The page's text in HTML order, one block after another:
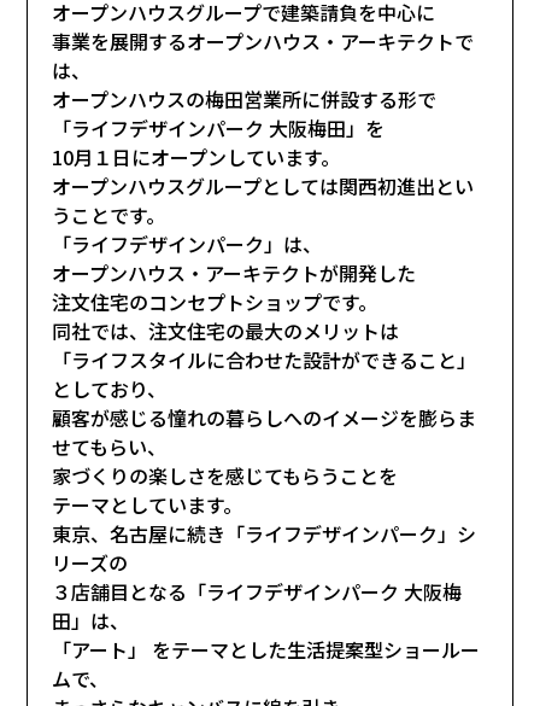
オープンハウスグループで建築請負を中心に
事業を展開するオープンハウス・アーキテクトで
は、
オープンハウスの梅田営業所に併設する形で
「ライフデザインパーク 大阪梅田」を
10月１日にオープンしています。
オープンハウスグループとしては関西初進出とい
うことです。
「ライフデザインパーク」は、
オープンハウス・アーキテクトが開発した
注文住宅のコンセプトショップです。
同社では、注文住宅の最大のメリットは
「ライフスタイルに合わせた設計ができること」
としており、
顧客が感じる憧れの暮らしへのイメージを膨らま
せてもらい、
家づくりの楽しさを感じてもらうことを
テーマとしています。
東京、名古屋に続き「ライフデザインパーク」シ
リーズの
３店舗目となる「ライフデザインパーク 大阪梅
田」は、
「アート」 をテーマとした生活提案型ショールー
ムで、